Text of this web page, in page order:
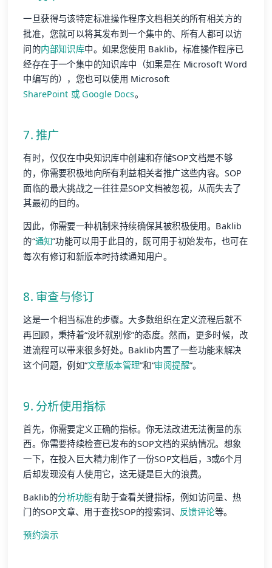
一旦获得与该特定标准操作程序文档相关的所有相关方的
批准，您就可以将其发布到一个集中的、所有人都可以访
问的内部知识库中。如果您使用 Baklib，标准操作程序已
经存在于一个集中的知识库中（如果是在 Microsoft Word
中编写的），您也可以使用 Microsoft
SharePoint 或 Google Docs。
7. 推广
有时，仅仅在中央知识库中创建和存储SOP文档是不够
的，你需要积极地向所有利益相关者推广这些内容。SOP
面临的最大挑战之一往往是SOP文档被忽视，从而失去了
其最初的目的。
因此，你需要一种机制来持续确保其被积极使用。Baklib
的“通知”功能可以用于此目的，既可用于初始发布，也可在
每次有修订和新版本时持续通知用户。
8. 审查与修订
这是一个相当标准的步骤。大多数组织在定义流程后就不
再回顾，秉持着“没坏就别修”的态度。然而，更多时候，改
进流程可以带来很多好处。Baklib内置了一些功能来解决
这个问题，例如“文章版本管理”和“审阅提醒”。
9. 分析使用指标
首先，你需要定义正确的指标。你无法改进无法衡量的东
西。你需要持续检查已发布的SOP文档的采纳情况。想象
一下，在投入巨大精力制作了一份SOP文档后，3或6个月
后却发现没有人使用它，这无疑是巨大的浪费。
Baklib的分析功能有助于查看关键指标，例如访问量、热
门的SOP文章、用于查找SOP的搜索词、 反馈评论等。
预约演示